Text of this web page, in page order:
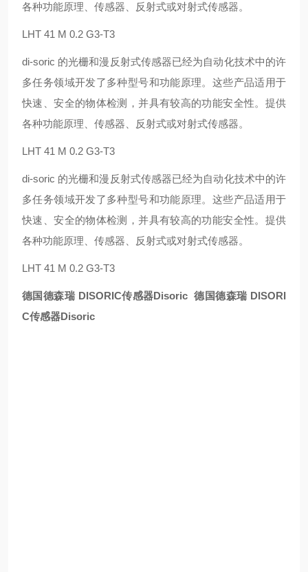
各种功能原理、传感器、反射式或对射式传感器。
LHT 41 M 0.2 G3-T3
di-soric 的光栅和漫反射式传感器已经为自动化技术中的许
多任务领域开发了多种型号和功能原理。这些产品适用于
快速、安全的物体检测，并具有较高的功能安全性。提供
各种功能原理、传感器、反射式或对射式传感器。
LHT 41 M 0.2 G3-T3
di-soric 的光栅和漫反射式传感器已经为自动化技术中的许
多任务领域开发了多种型号和功能原理。这些产品适用于
快速、安全的物体检测，并具有较高的功能安全性。提供
各种功能原理、传感器、反射式或对射式传感器。
LHT 41 M 0.2 G3-T3
德国德森瑞 DISORIC传感器Disoric 德国德森瑞 DISORI
C传感器Disoric